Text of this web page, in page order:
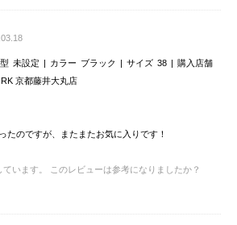
未設定 カラー ブラック サイズ 38
購入店舗
京都藤井大丸店
たのですが、またまたお気に入りです！
ています。
このレビューは参考になりましたか？